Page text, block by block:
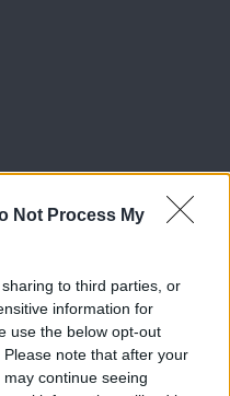
Not Process My
to third parties, or
information for
use the below opt-out
note that after your
continue seeing